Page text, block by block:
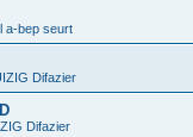
a-bep seurt
Difazier
Difazier